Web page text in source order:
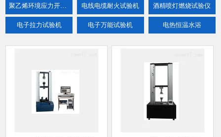
聚乙烯环境应力开裂试验仪 电线电缆耐火试验机 酒精喷灯燃烧试验仪
电子拉力试验机 电子万能试验机 电热恒温水浴
电线电缆检测设备 橡胶塑料检测设备 老化试验箱
灼热丝测试仪 针焰试验机
极限氧指数仪 矿缆负载燃烧试验仪
热稳定试验机